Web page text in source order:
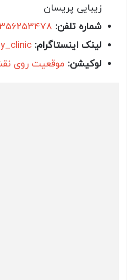
زیبایی پریسان
شماره تلفن:
لینک اینستاگرام:
لوکیشن: موقعیت روی